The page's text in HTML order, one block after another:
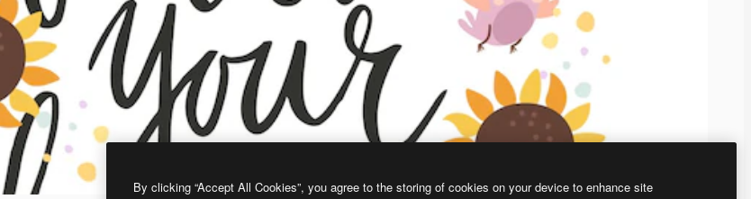
By clicking “Accept All Cookies”, you agree to the storing of cookies on your device to enhance site